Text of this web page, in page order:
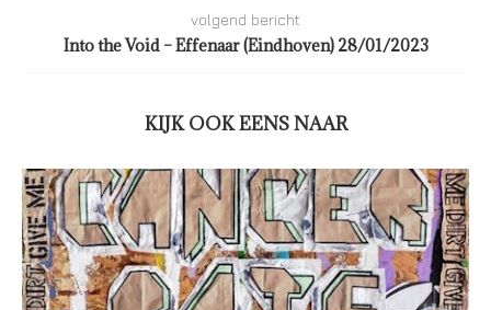
volgend bericht
Into the Void – Effenaar (Eindhoven) 28/01/2023
KIJK OOK EENS NAAR